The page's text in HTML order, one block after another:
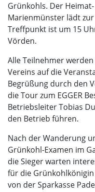
Grünkohls. Der
Marienmünster lädt
Treffpunkt ist um 15
Vörden.
Alle Teilnehmer
Vereins auf die
Begrüßung durch den
die Tour zum EGGER
Betriebsleiter Tobias
den Betrieb führen.
Nach der Wanderung
Grünkohl-Examen im
die Sieger warten
für die
von der Sparkasse